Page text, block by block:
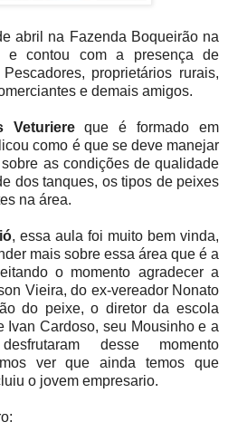
abril na Fazenda Boqueirão na
e contou com a presença de
proprietários rurais,
e demais amigos.
Veturiereque é formado em
como é que se deve manejar
as condições de qualidade
dos tanques, os tipos de peixes
na área.
, essa aula foi muito bem vinda,
mais sobre essa área que é a
o momento agradecer a
Vieira, do ex-vereador Nonato
do peixe, o diretor da escola
Ivan Cardoso, seu Mousinho e a
desse momento
ver que ainda temos que
o jovem empresario.